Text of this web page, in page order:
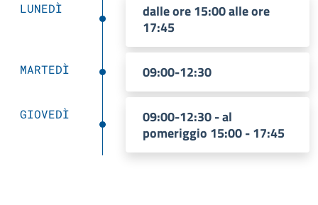
LUNEDÌ
dalle ore 15:00 alle ore
17:45
MARTEDÌ 09:00-12:30
GIOVEDÌ
09:00-12:30 - al
pomeriggio 15:00 - 17:45